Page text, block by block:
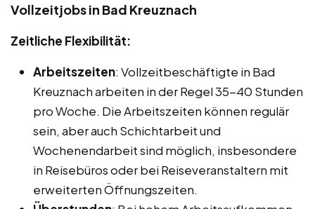
Vollzeitjobs in Bad Kreuznach
Zeitliche Flexibilität:
Arbeitszeiten: Vollzeitbeschäftigte in Bad
Kreuznach arbeiten in der Regel 35-40 Stunden
pro Woche. Die Arbeitszeiten können regulär
sein, aber auch Schichtarbeit und
Wochenendarbeit sind möglich, insbesondere
in Reisebüros oder bei Reiseveranstaltern mit
erweiterten Öffnungszeiten.